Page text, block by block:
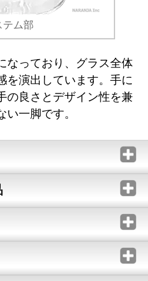
テム部
なっており、グラス全体
を演出しています。手に
の良さとデザイン性を兼
一脚です。